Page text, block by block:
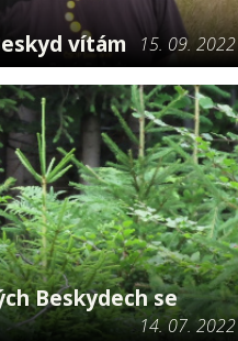
vítám 15. 09. 2022
Beskydech se
14. 07. 2022